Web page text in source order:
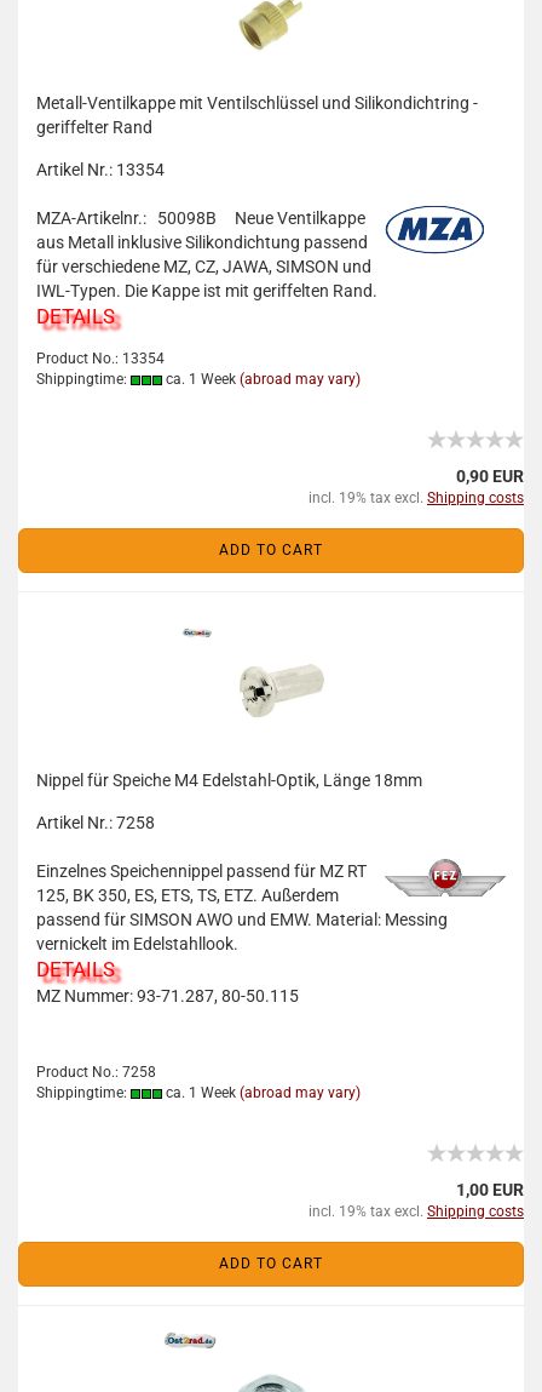
Metall-Ventilkappe mit Ventilschlüssel und Silikondichtring -
geriffelter Rand
Artikel Nr.: 13354
MZA-Artikelnr.: 50098B
Neue Ventilkappe
aus Metall inklusive Silikondichtung passend
für verschiedene MZ, CZ, JAWA, SIMSON und
IWL-Typen. Die Kappe ist mit geriffelten Rand.
DETAILS
Product No.: 13354
Shippingtime:
ca. 1 Week (abroad may vary)
0,90 EUR
incl. 19% tax excl. Shipping costs
ADD TO CART
Nippel für Speiche M4 Edelstahl-Optik, Länge 18mm
Artikel Nr.: 7258
Einzelnes Speichennippel passend für MZ RT
125, BK 350, ES, ETS, TS, ETZ. Außerdem
passend für SIMSON AWO und EMW. Material: Messing
vernickelt im Edelstahllook.
DETAILS
MZ Nummer: 93-71.287, 80-50.115
Product No.: 7258
Shippingtime:
ca. 1 Week (abroad may vary)
1,00 EUR
incl. 19% tax excl. Shipping costs
ADD TO CART